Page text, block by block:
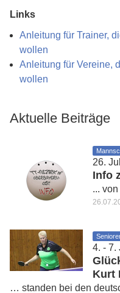
Links
Anleitung für Trainer,
wollen
Anleitung für Vereine,
wollen
Aktuelle Beiträge
26.
Info
...
4. - 7.
Kurt
… standen bei den